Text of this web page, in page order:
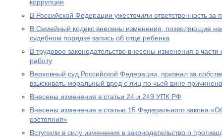
коррупции
В Российской Федерации ужесточили ответственность за
В Семейный кодекс внесены изменения, позволяющие
судебном порядке запись об отце ребенка
В трудовое законодательство внесены изменения в
работу
Верховный суд Российской Федерации, признал за
взыскивать моральный вред с лиц по чьей вине
Внесены изменения в статьи 24 и 249 УПК РФ
Внесены изменения в статью 15 Федерального закона
состояния»
Вступили в силу изменения в законодательство о